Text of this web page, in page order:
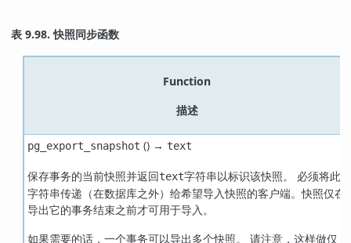
表 9.98. 快照同步函数
Function
描述
pg_export_snapshot () → text
保存事务的当前快照并返回text字符串以标识该快照。 必须将此
字符串传递（在数据库之外）给希望导入快照的客户端。快照仅在
导出它的事务结束之前才可用于导入。
如果需要的话，一个事务可以导出多个快照。 请注意，这样做仅